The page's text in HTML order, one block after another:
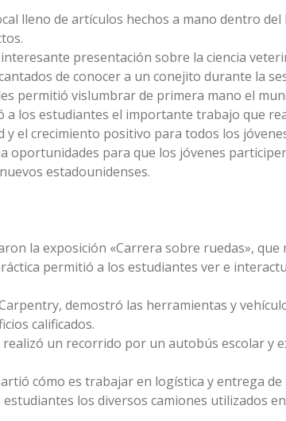
lleno de artículos hechos a mano dentro
presentación sobre la ciencia
de conocer a un conejito durante la
permitió vislumbrar de primera mano el
a los estudiantes el importante trabajo que
y el crecimiento positivo para todos los
oportunidades para que los jóvenes
estadounidenses.
la exposición «Carrera sobre ruedas»,
permitió a los estudiantes ver e
demostró las herramientas y
calificados.
un recorrido por un autobús escolar y
cómo es trabajar en logística y entrega de
los diversos camiones utilizados